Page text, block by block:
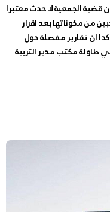
الجمعية لا حدث معتبرا
من مكوناتها بعد اقرار
ان تقارير مفصلة حول
طاولة مكتب مدير التربية